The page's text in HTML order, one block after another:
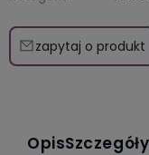
zapytaj o produkt
OpisSzczegóły